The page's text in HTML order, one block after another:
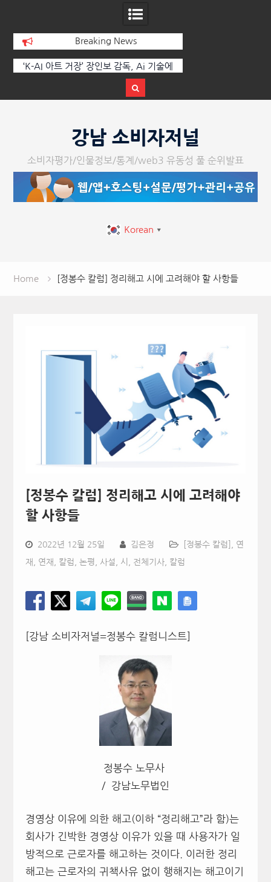
Breaking News
한국·브라질 슈퍼콘서트 올해 열린다
강남 소비자저널
소비자평가/인물정보/통계/web3 유동성 풀 순위발표
Korean ▼
Home [정봉수 칼럼] 정리해고 시에 고려해야 할 사항들
[정봉수 칼럼] 정리해고 시에 고려해야
할 사항들
2022년 12월 25일 김은정 [정봉수 칼럼] 연
재 연재, 칼럼, 논평, 사설, 시 전체기사, 칼럼
[강남 소비자저널=정봉수 칼럼니스트]
정봉수 노무사
/ 강남노무법인
경영상 이유에 의한 해고(이하 “정리해고”라 함)는
회사가 긴박한 경영상 이유가 있을 때 사용자가 일
방적으로 근로자를 해고하는 것이다. 이러한 정리
해고는 근로자의 귀책사유 없이 행해지는 해고이기